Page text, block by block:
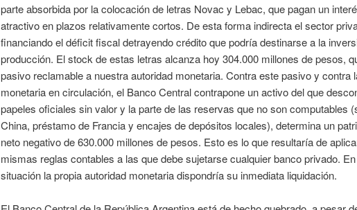
parte absorbida por la colocación de letras Novac y Lebac, que pagan un
atractivo en plazos relativamente cortos. De esta forma indirecta el sector
financiando el déficit fiscal detrayendo crédito que podría destinarse a la
producción. El stock de estas letras alcanza hoy 304.000 millones de pesos,
pasivo reclamable a nuestra autoridad monetaria. Contra este pasivo y contra
monetaria en circulación, el Banco Central contrapone un activo del que
papeles oficiales sin valor y la parte de las reservas que no son computables
China, préstamo de Francia y encajes de depósitos locales), determina un
neto negativo de 630.000 millones de pesos. Esto es lo que resultaría de
mismas reglas contables a las que debe sujetarse cualquier banco privado.
situación la propia autoridad monetaria dispondría su inmediata liquidación.